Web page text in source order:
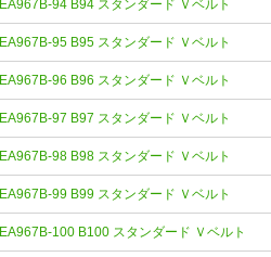
EA967B-94 B94 スタンダード Ｖベルト
EA967B-95 B95 スタンダード Ｖベルト
EA967B-96 B96 スタンダード Ｖベルト
EA967B-97 B97 スタンダード Ｖベルト
EA967B-98 B98 スタンダード Ｖベルト
EA967B-99 B99 スタンダード Ｖベルト
EA967B-100 B100 スタンダード Ｖベルト